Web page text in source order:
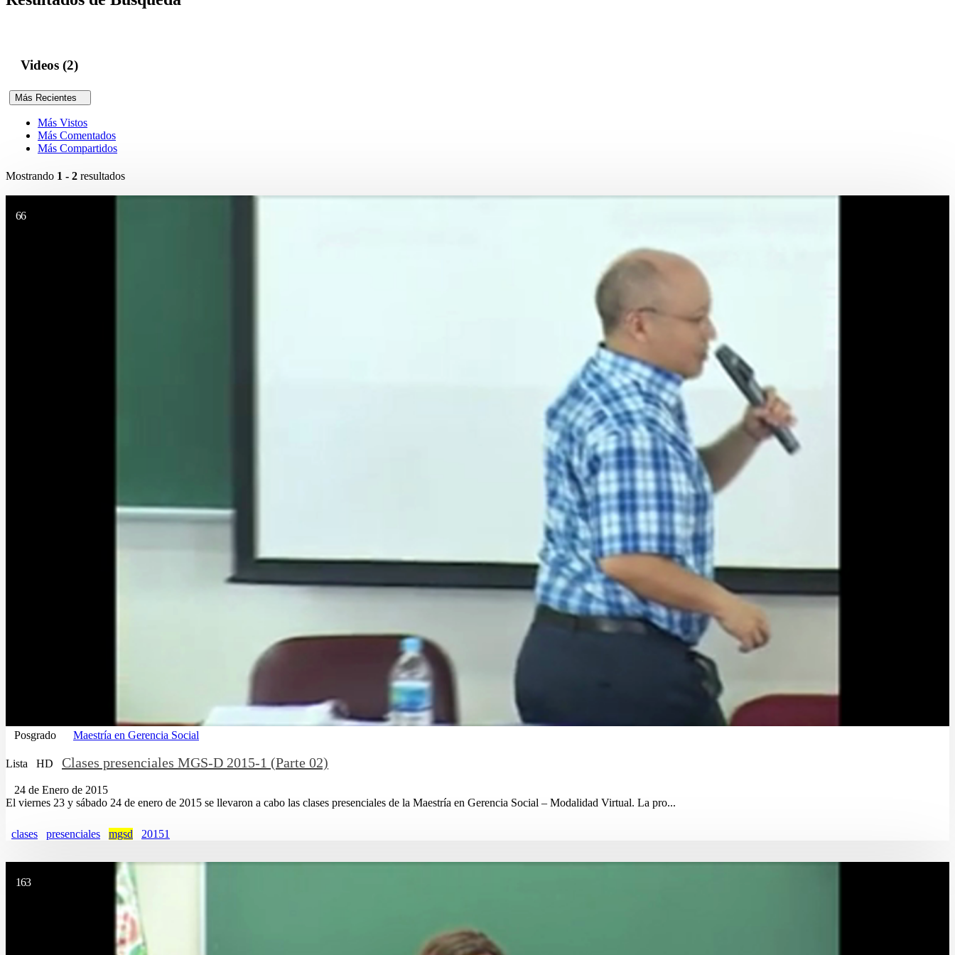
Videos (2)
Más Recientes
Más Vistos
Más Comentados
Más Compartidos
Mostrando 1 - 2 resultados
66
Posgrado Maestría en Gerencia Social
Lista HD Clases presenciales MGS-D 2015-1 (Parte 02)
24 de Enero de 2015
El viernes 23 y sábado 24 de enero de 2015 se llevaron a cabo las clases presenciales de la Maestría en Gerencia Social – Modalidad Virtual. La pro...
clases presenciales mgsd 20151
163